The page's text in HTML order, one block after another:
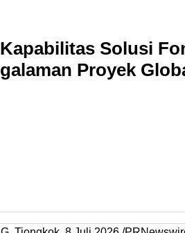
Solusi
Proyek